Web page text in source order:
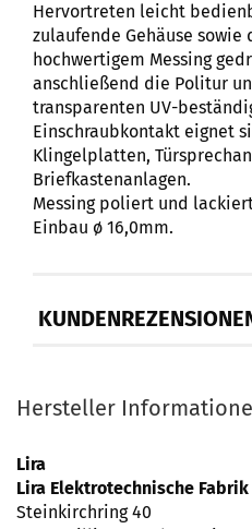
Hervortreten leicht
zulaufende Gehäuse
hochwertigem Messing
anschließend die Politur
transparenten UV-
Einschraubkontakt eignet
Klingelplatten,
Briefkastenanlagen.
Messing poliert und
Einbau ø 16,0mm.
Hersteller
Lira
Lira Elektrotechnische Fabrik
Steinkirchring 40